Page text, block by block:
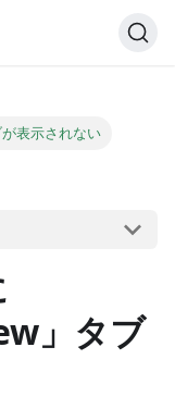
表示されない
」タブ